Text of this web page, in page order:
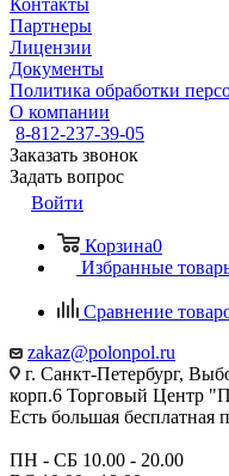
Контакты
Партнеры
Лицензии
Документы
Политика обработки
О компании
8-812-237-39-05
Заказать звонок
Задать вопрос
Войти
Корзина0
Избранные
Сравнение
zakaz@polonpol.ru
г. Санкт-Петербург,
корп.6 Торговый Центр
Есть большая бесплатная
ПН - СБ 10.00 - 20.00